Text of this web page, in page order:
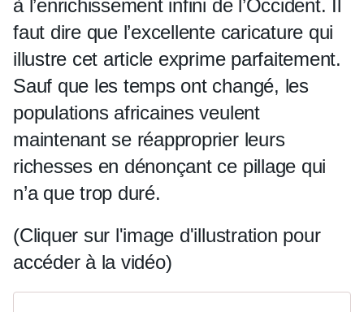
à l’enrichissement infini de l’Occident. Il
faut dire que l’excellente caricature qui
illustre cet article exprime parfaitement.
Sauf que les temps ont changé, les
populations africaines veulent
maintenant se réapproprier leurs
richesses en dénonçant ce pillage qui
n’a que trop duré.
(Cliquer sur l'image d'illustration pour
accéder à la vidéo)